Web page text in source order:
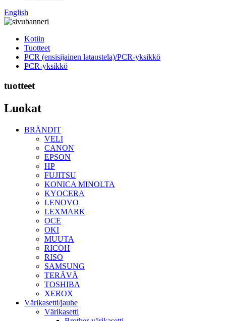
English
Kotiin
Tuotteet
PCR (ensisijainen lataustela)/PCR-yksikkö
PCR-yksikkö
tuotteet
Luokat
BRÄNDIT
VELI
CANON
EPSON
HP
FUJITSU
KONICA MINOLTA
KYOCERA
LENOVO
LEXMARK
OCE
OKI
MUUTA
RICOH
RISO
SAMSUNG
TERÄVÄ
TOSHIBA
XEROX
Värikasetti/jauhe
Värikasetti